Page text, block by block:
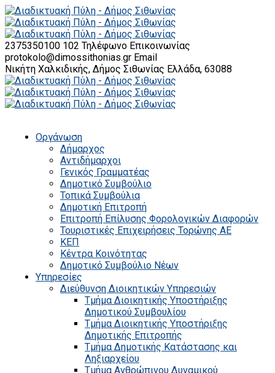
2375350100 102 Τηλέφωνο Επικοινωνίας
protokolo@dimossithonias.gr Email
Νικήτη Χαλκιδικής, Δήμος Σιθωνίας Ελλάδα, 63088
Οργάνωση
Δήμαρχος
Αντιδήμαρχοι
Γενικός Γραμματέας
Δημοτικό Συμβούλιο
Τοπικά Συμβούλια
Δημοτική Επιτροπή
Επιτροπή Επίλυσης Φορολογικών Διαφορών
Τουριστικές Επιχειρήσεις Τορώνης ΑΕ
ΚΕΠ
Κέντρα Κοινότητας
Δημοτικό Συμβούλιο Νέων
Υπηρεσίες
Διεύθυνση Διοικητικών Υπηρεσιών
Τμήμα Διοικητικής Υποστήριξης
Δημοτικού Συμβουλίου
Τμήμα Διοικητικής Υποστήριξης
Δημοτικής Επιτροπής
Τμήμα Δημοτικής Κατάστασης και
Ληξιαρχείου
Τμήμα Ανθρώπινου Δυναμικού